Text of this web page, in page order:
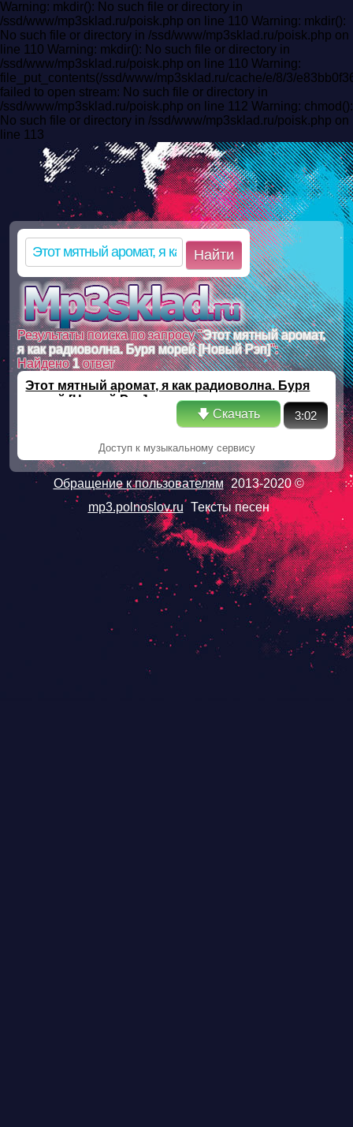
Warning: mkdir(): No such file or directory in
/ssd/www/mp3sklad.ru/poisk.php on line 110 Warning: mkdir():
No such file or directory in /ssd/www/mp3sklad.ru/poisk.php on
line 110 Warning: mkdir(): No such file or directory in
/ssd/www/mp3sklad.ru/poisk.php on line 110 Warning:
file_put_contents(/ssd/www/mp3sklad.ru/cache/e/8/3/
failed to open stream: No such file or directory in
/ssd/www/mp3sklad.ru/poisk.php on line 112 Warning: chmod():
No such file or directory in /ssd/www/mp3sklad.ru/poisk.php on
line 113
Найти
Результаты поиска по запросу "Этот мятный аромат,
я как радиоволна. Буря морей [Новый Рэп]":
Найдено1ответ
Этот мятный аромат, я как радиоволна. Буря
морей [Новый Рэп]
🡇 Скачать
3:02
Доступ к музыкальному сервису
Обращение к пользователям 2013-2020 ©
mp3.polnoslov.ru Тексты песен